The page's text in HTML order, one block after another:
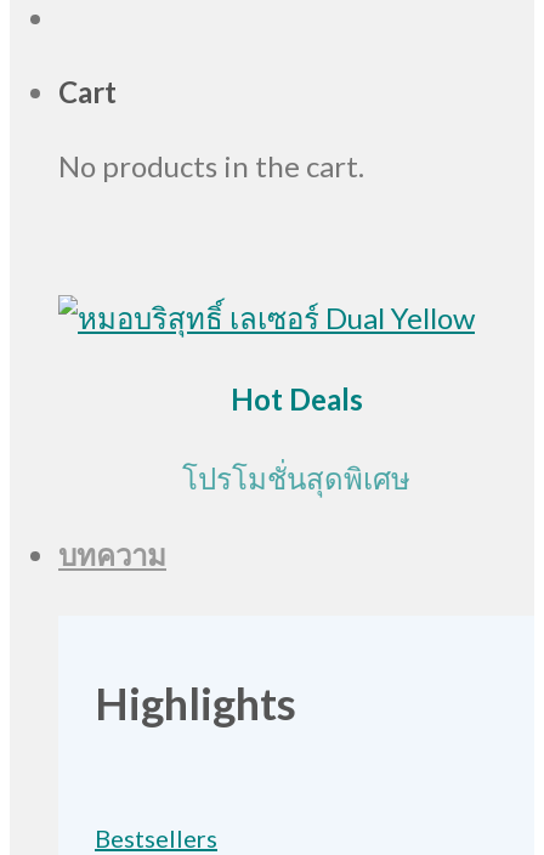
Cart
No products in the cart.
Hot Deals
โปรโมชั่นสุดพิเศษ
บทความ
Highlights
Bestsellers